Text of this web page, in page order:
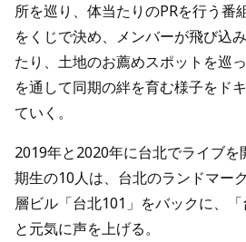
所を巡り、体当たりのPRを行う番
をくじで決め、メンバーが飛び込
たり、土地のお薦めスポットを巡
を通して同期の絆を育む様子をド
ていく。
2019年と2020年に台北でライブを
期生の10人は、台北のランドマー
層ビル「台北101」をバックに、「
と元気に声を上げる。